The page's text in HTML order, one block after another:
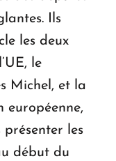
Ils
les deux
le
Michel, et la
européenne,
présenter les
début du